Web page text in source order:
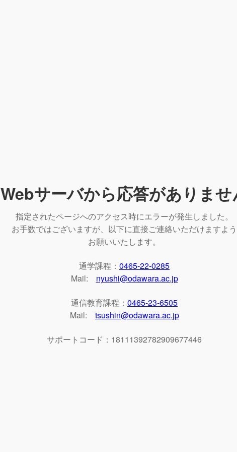
Webサーバから応答がありませ
指定されたページへのアクセス時にエラーが発生しました。
お手数ではございますが、以下に直接ご連絡いただけますよう
お願いいたします。
通学課程： 0465-22-0285
Mail: nyushi@odawara.ac.jp
通信教育課程： 0465-23-6505
Mail: tsushin@odawara.ac.jp
サポートコード：18111392782909677446